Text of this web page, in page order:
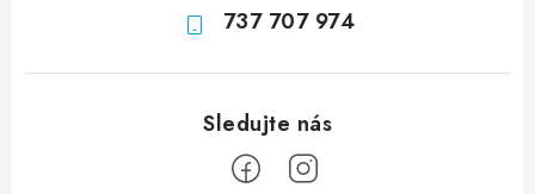
737 707 974